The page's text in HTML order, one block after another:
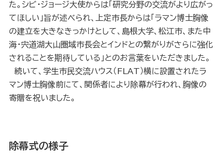
た。シビ・ジョージ大使からは「研究分野の交流がより広がっ
てほしい」旨が述べられ、上定市長からは「ラマン博士胸像
の建立を大きなきっかけとして、島根大学、松江市、また中
海・宍道湖大山圏域市長会とインドとの繋がりがさらに強化
されることを期待している」とのお言葉をいただきました。
続いて、学生市民交流ハウス（FLAT）横に設置されたラ
マン博士胸像前にて、関係者により除幕が行われ、胸像の
寄贈を祝いました。
除幕式の様子